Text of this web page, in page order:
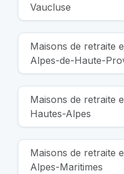
Vaucluse
Maisons de retraite
Alpes-de-Haute-
Maisons de retraite
Hautes-Alpes
Maisons de retraite
Alpes-Maritimes